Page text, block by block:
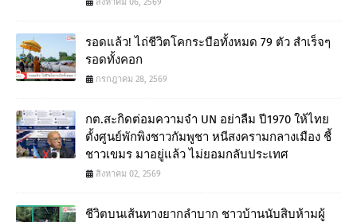
รอดแล้ว! ไถ่ชีวิตโคกระบือทั้งหมด 79 ตัว สำเร็จๆ
รอดทั้งคอก
กรกฎาคม 28, 2569
กต.สะกิดต่อมความจำ UN อย่าลืม ปี1970 ให้ไทย
ตั้งศูนย์พักพิงชาวกัมพูชา หนีสงครามกลางเมือง ชี้
ชาวเขมร มาอยู่แล้ว ไม่ยอมกลับประเทศ
สิงหาคม 02, 2569
ชีวิตบนเส้นทางยากลำบาก ชาวบ้านนับสิบห้ามผู้